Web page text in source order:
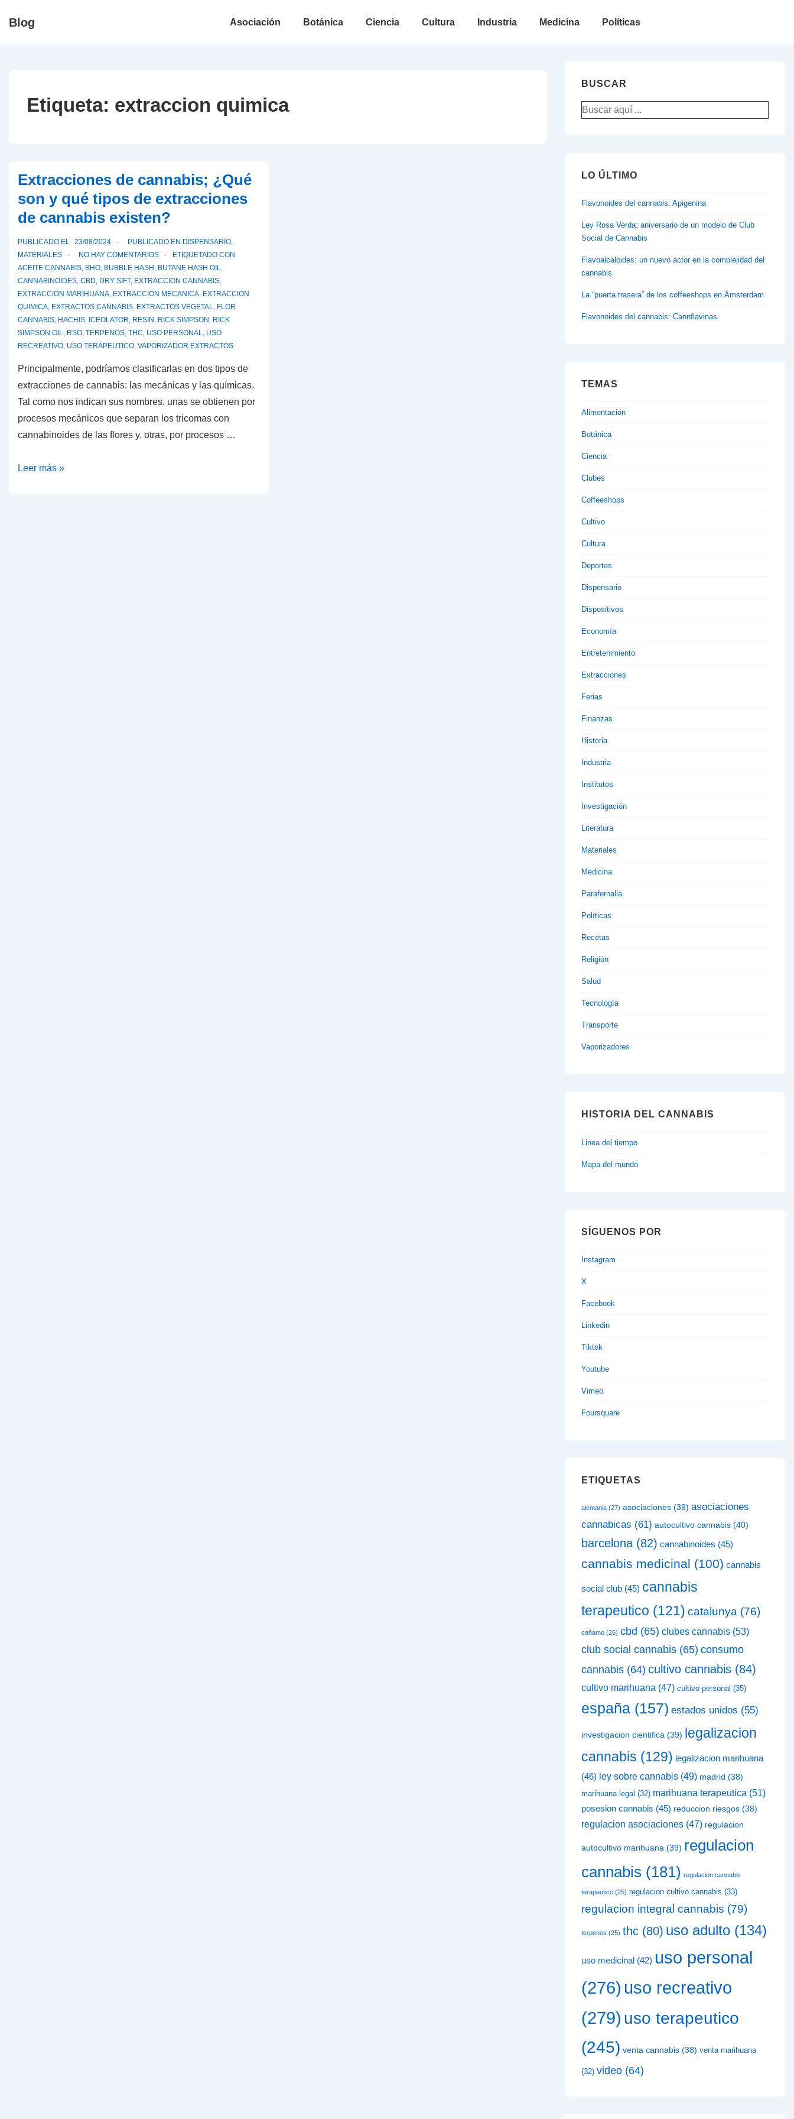
Saltar
Blog
Navegación
Asociación Botánica Ciencia Cultura Industria Medicina Políticas
Etiqueta: extraccion quimica
Extracciones de cannabis; ¿Qué
son y qué tipos de extracciones
de cannabis existen?
PUBLICADO EL 23/08/2024 PUBLICADO EN DISPENSARIO,
MATERIALES
NO HAY COMENTARIOS
ETIQUETADO CON
ACEITE CANNABIS, BHO, BUBBLE HASH , BUTANE HASH OIL,
CANNABINOIDES, CBD, DRY SIFT, EXTRACCION CANNABIS,
EXTRACCION MARIHUANA, EXTRACCION MECANICA, EXTRACCION
QUIMICA, EXTRACTOS CANNABIS, EXTRACTOS VEGETAL, FLOR
CANNABIS, HACHIS, ICEOLATOR, RESIN , RICK SIMPSON , RICK
SIMPSON OIL, RSO, TERPENOS, THC, USO PERSONAL, USO
RECREATIVO, USO TERAPEUTICO, VAPORIZADOR EXTRACTOS
Principalmente, podríamos clasificarlas en dos tipos de
extracciones de cannabis: las mecánicas y las químicas.
Tal como nos indican sus nombres, unas se obtienen por
procesos mecánicos que separan los tricomas con
cannabinoides de las flores y, otras, por procesos …
Extracciones
Leer más »
BUSCAR
Buscar
por:
LO ÚLTIMO
Flavonoides del cannabis: Apigenina
Ley Rosa Verda: aniversario de un modelo de Club
Social de Cannabis
Flavoalcaloides: un nuevo actor en la complejidad del
cannabis
La “puerta trasera” de los coffeeshops en Ámsterdam
Flavonoides del cannabis: Cannflavinas
TEMAS
Alimentación
Botánica
Ciencia
Clubes
Coffeeshops
Cultivo
Cultura
Deportes
Dispensario
Dispositivos
Economía
Entretenimiento
Extracciones
Ferias
Finanzas
Historia
Industria
Institutos
Investigación
Literatura
Materiales
Medicina
Parafernalia
Políticas
Recetas
Religión
Salud
Tecnología
Transporte
Vaporizadores
HISTORIA DEL CANNABIS
Linea del tiempo
Mapa del mundo
SÍGUENOS POR
Instagram
X
Facebook
Linkedin
Tiktok
Youtube
Vimeo
Foursquare
ETIQUETAS
alemania(27) asociaciones(39) asociaciones
cannabicas (61) autocultivo cannabis(40)
barcelona(82) cannabinoides (45)
cannabis medicinal (100) cannabis
social club(45) cannabis
terapeutico (121) catalunya (76)
cañamo(26) cbd (65) clubes cannabis(53)
club social cannabis(65) consumo
cannabis(64) cultivo cannabis(84)
cultivo marihuana (47) cultivo personal (35)
españa(157) estados unidos (55)
investigacion cientifica (39) legalizacion
cannabis (129) legalizacion marihuana
(46) ley sobre cannabis(49) madrid (38)
marihuana legal (32) marihuana terapeutica (51)
posesion cannabis (45) reduccion riesgos(38)
regulacion asociaciones(47) regulacion
autocultivo marihuana (39) regulacion
cannabis (181) regulacion cannabis
terapeutico(25) regulacion cultivo cannabis (33)
regulacion integral cannabis (79)
terpenos (25) thc(80) uso adulto(134)
uso medicinal (42) uso personal
(276) uso recreativo
(279) uso terapeutico
(245) venta cannabis(38) venta marihuana
(32) video(64)